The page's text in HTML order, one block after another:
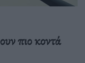
πιο κοντά